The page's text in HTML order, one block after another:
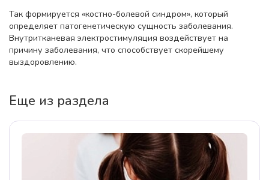
Так формируется «костно-болевой синдром», который
определяет патогенетическую сущность заболевания.
Внутритканевая электростимуляция воздействует на
причину заболевания, что способствует скорейшему
выздоровлению.
Еще из раздела